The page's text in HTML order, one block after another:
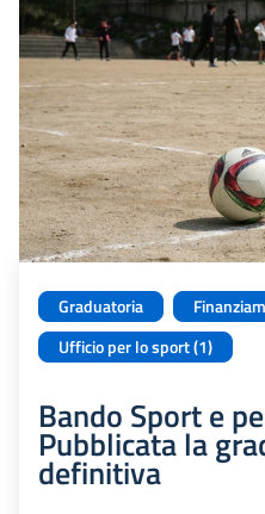
Graduatoria
Ufficio per lo sport (1)
Bando Sport e
Pubblicata la
definitiva